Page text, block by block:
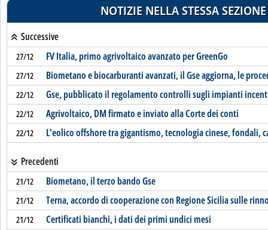
NOTIZIE NELLA STESSA SEZIONE
Successive
27/12 FV Italia, primo agrivoltaico avanzato per GreenGo
27/12 Biometano e biocarburanti avanzati, il Gse aggiorna, le
22/12 Gse, pubblicato il regolamento controlli sugli impianti
22/12 Agrivoltaico, DM firmato e inviato alla Corte dei conti
22/12 L'eolico offshore tra gigantismo, tecnologia cinese, fondali,
Precedenti
21/12 Biometano, il terzo bando Gse
21/12 Terna, accordo di cooperazione con Regione Sicilia sulle
21/12 Certificati bianchi, i dati dei primi undici mesi